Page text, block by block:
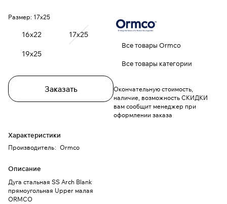
Размер: 17х25
16х22 17х25
19х25
Заказать
Характеристики
Производитель: Ormco
Описание
Дуга стальная SS Arch Blank
прямоугольная Upper малая
ORMCO
Все товары Ormco
Все товары категории
Окончательную стоимость,
наличие, возможность СКИДКИ
вам сообщит менеджер при
оформлении заказа